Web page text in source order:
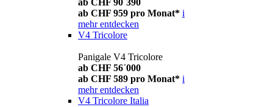
ab CHF 90´390
ab CHF 959 pro Monat* i
mehr entdecken
V4 Tricolore
Panigale V4 Tricolore
ab CHF 56´000
ab CHF 589 pro Monat* i
mehr entdecken
V4 Tricolore Italia